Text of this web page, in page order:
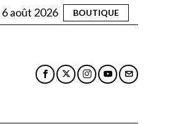
6 août 2026 BOUTIQUE